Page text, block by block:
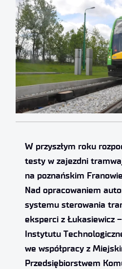
W przyszłym roku
testy w zajezdni
na poznańskim
Nad opracowaniem
systemu sterowania
eksperci z Łukasiewicz
Instytutu
we współpracy z
Przedsiębiorstwem